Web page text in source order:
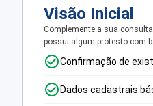
Visão Inicial
Complemente a sua
possui algum protesto com
Confirmação de
Dados cadastrais